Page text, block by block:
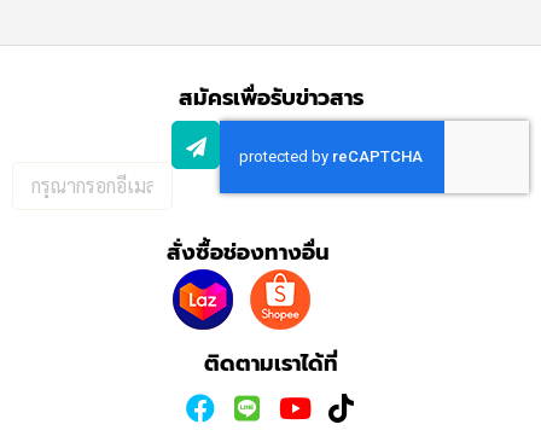
สมัครเพื่อรับข่าวสาร
อีเมล
สั่งซื้อช่องทางอื่น
ติดตามเราได้ที่